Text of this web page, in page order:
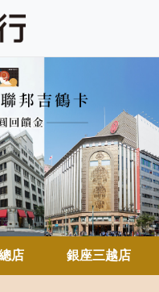
店 銀座三越店